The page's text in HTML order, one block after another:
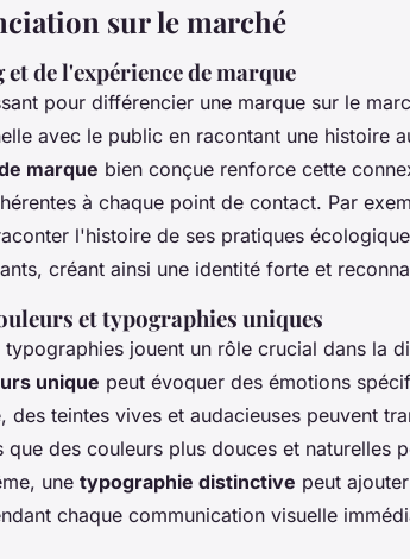
sur le marché
de l'expérience de marque
pour différencier une marque sur le
avec le public en racontant une histoire
marque bien conçue renforce cette
à chaque point de contact. Par
l'histoire de ses pratiques
créant ainsi une identité forte et
et typographies uniques
jouent un rôle crucial dans la
unique peut évoquer des émotions
des teintes vives et audacieuses peuvent
des couleurs plus douces et naturelles
une typographie distinctive peut
chaque communication visuelle